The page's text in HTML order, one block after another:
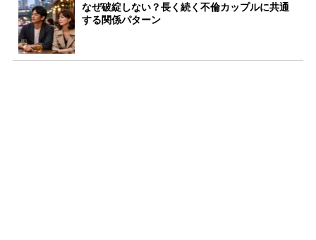
なぜ破綻しない？長く続く不倫カップルに共通
する関係パターン